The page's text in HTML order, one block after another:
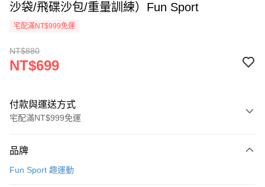
沙袋/飛碟沙包/重量訓練）Fun Sport
宅配滿NT$999免運
NT$880
NT$699
付款與運送方式
宅配滿NT$999免運
信用卡一次付款
品牌
Fun Sport 趣運動